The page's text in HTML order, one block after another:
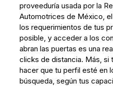
proveeduría usada por la
Automotrices de México,
los requerimientos de tus
posible, y acceder a los
abran las puertas es una
clicks de distancia. Más, si
hacer que tu perfil esté en
búsqueda, según tus